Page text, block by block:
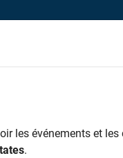
de la qualité
les événements et les
.